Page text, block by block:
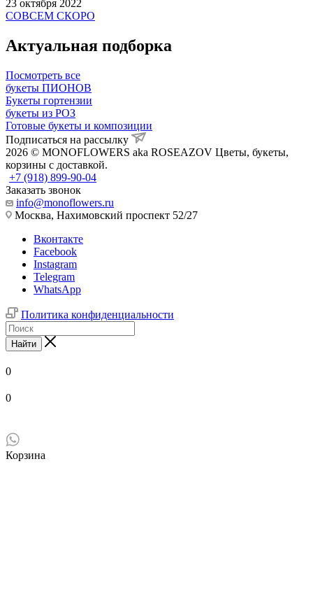
23 октября 2022
СОВСЕМ СКОРО
Актуальная подборка
Посмотреть все
букеты ПИОНОВ
Букеты гортензии
букеты из РОЗ
Готовые букеты и композиции
Подписаться на рассылку
2026 © MONOFLOWERS aka ROSEAZOV Цветы, букеты,
корзины с доставкой.
+7 (918) 899-90-04
Заказать звонок
info@monoflowers.ru
Москва, Нахимовский проспект 52/27
Вконтакте
Facebook
Instagram
Telegram
WhatsApp
Политика конфиденциальности
Найти
0
0
Корзина